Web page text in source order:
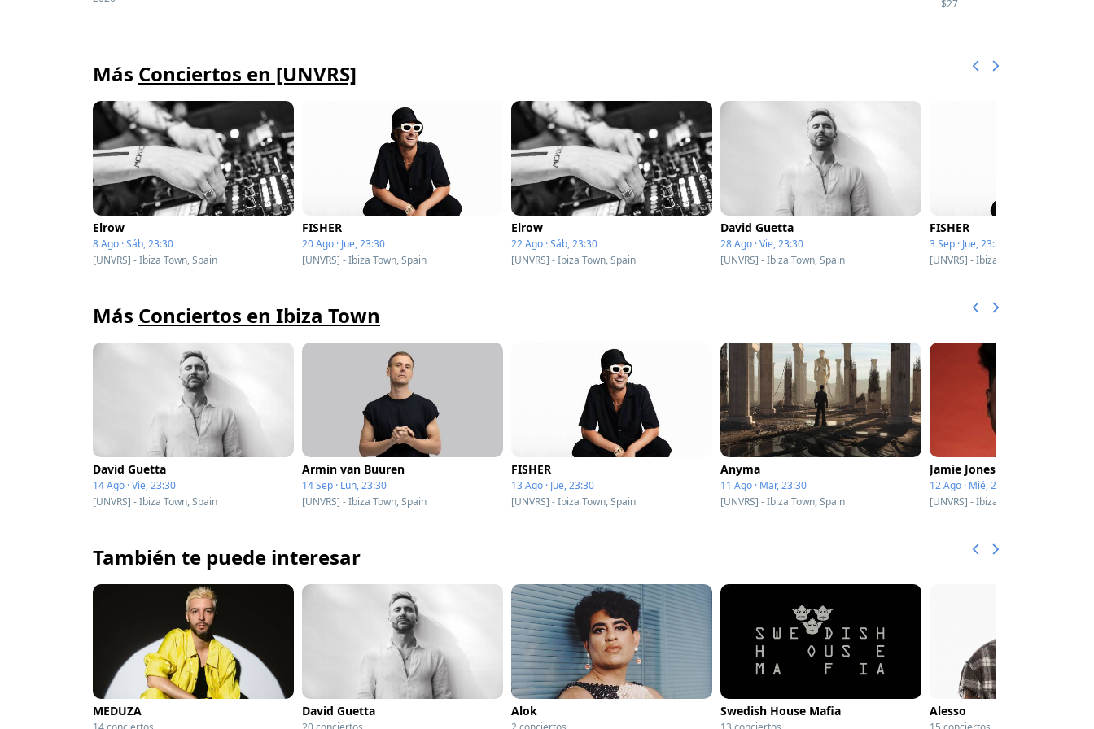
$27
Más Conciertos en [UNVRS]
Elrow
8 Ago · Sáb, 23:30
[UNVRS] - Ibiza Town, Spain
FISHER
20 Ago · Jue, 23:30
[UNVRS] - Ibiza Town, Spain
Elrow
22 Ago · Sáb, 23:30
[UNVRS] - Ibiza Town, Spain
David Guetta
28 Ago · Vie, 23:30
[UNVRS] - Ibiza Town, Spain
FISHER
3 Sep · Jue, 23:30
[UNVRS] - Ibiza Town, Spain
Más Conciertos en Ibiza Town
David Guetta
14 Ago · Vie, 23:30
[UNVRS] - Ibiza Town, Spain
Armin van Buuren
14 Sep · Lun, 23:30
[UNVRS] - Ibiza Town, Spain
FISHER
13 Ago · Jue, 23:30
[UNVRS] - Ibiza Town, Spain
Anyma
11 Ago · Mar, 23:30
[UNVRS] - Ibiza Town, Spain
Jamie Jones
12 Ago · Mié, 23:30
[UNVRS] - Ibiza Town, Spain
También te puede interesar
MEDUZA David Guetta Alok Swedish House Mafia Alesso